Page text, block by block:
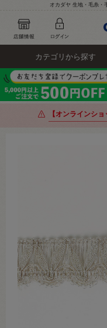
オカダヤ 生地・毛糸・
カテゴリから探す
【オンラインシ